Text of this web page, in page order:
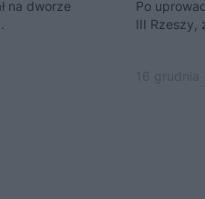
na dworze
Po
III Rzeszy,